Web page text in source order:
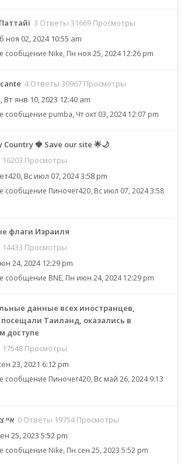
3 Ответы 31669 Просмотры
ноя 02, 2024 10:55 am
сообщение Nike, Пн ноя 25, 2024 12:26 pm
4 Ответы 30967 Просмотры
, Вт янв 10, 2023 12:40 am
сообщение pumba, Чт окт 03, 2024 12:07 pm
Country 🍓 Save our site 🌟🌙
Просмотры
, Вс июл 07, 2024 3:58 pm
сообщение Пиночет420, Вс июл 07, 2024 3:58
флаги Израиля
Просмотры
24, 2024 12:29 pm
сообщение BNE, Пн июн 24, 2024 12:29 pm
данные всех иностранцев,
Таиланд, оказались в
доступе
Просмотры
23, 2021 6:12 pm
сообщение Пиночет420, Вс май 26, 2024 9:13
איי 0 Ответы 19754 Просмотры
25, 2023 5:52 pm
сообщение Nike, Пн сен 25, 2023 5:52 pm